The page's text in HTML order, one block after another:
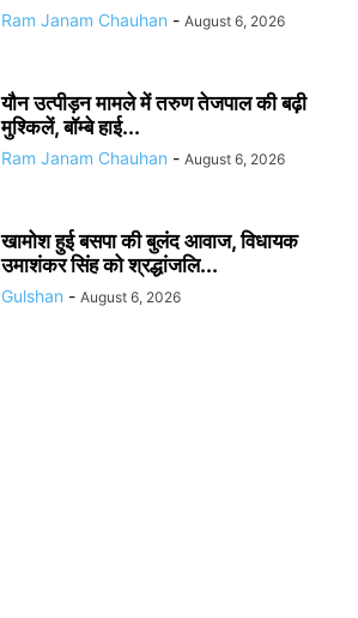
Ram Janam Chauhan - August 6, 2026
यौन उत्पीड़न मामले में तरुण तेजपाल की बढ़ी
मुश्किलें, बॉम्बे हाई...
Ram Janam Chauhan - August 6, 2026
खामोश हुई बसपा की बुलंद आवाज, विधायक
उमाशंकर सिंह को श्रद्धांजलि...
Gulshan - August 6, 2026